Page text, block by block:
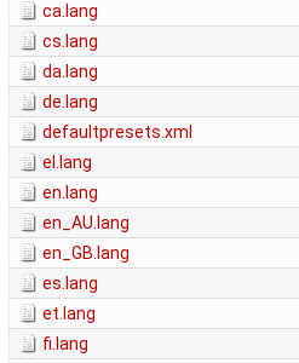
ca.lang
cs.lang
da.lang
de.lang
defaultpresets.xml
el.lang
en.lang
en_AU.lang
en_GB.lang
es.lang
et.lang
fi.lang